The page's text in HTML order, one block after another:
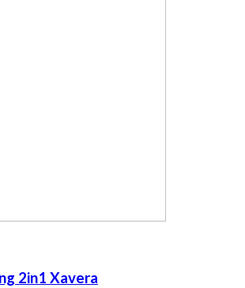
2in1 Xavera